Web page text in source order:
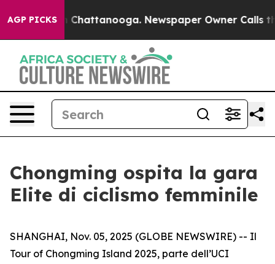
AGP PICKS
Chaos in Chattanooga. Newspaper Owner Calls the
Chongming ospita la gara
Elite di ciclismo femminile
SHANGHAI, Nov. 05, 2025 (GLOBE NEWSWIRE) -- Il
Tour of Chongming Island 2025, parte dell’UCI